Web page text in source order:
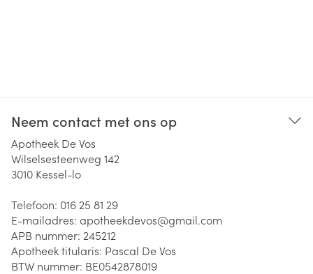
Neem contact met ons op
Apotheek De Vos
Wilselsesteenweg 142
3010 Kessel-lo
Telefoon: 016 25 81 29
E-mailadres: apotheekdevos@gmail.com
APB nummer: 245212
Apotheek titularis: Pascal De Vos
BTW nummer: BE0542878019